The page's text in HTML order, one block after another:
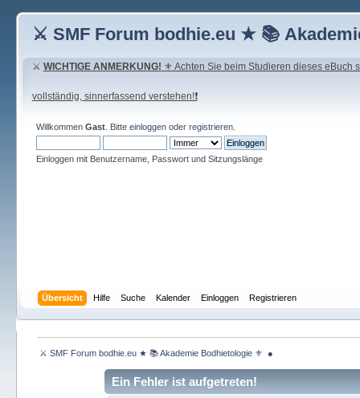
⚔ SMF Forum bodhie.eu ★ 📚
⚔ WICHTIGE ANMERKUNG! ⚜ Achten Sie beim Studieren dieses eBuch
vollständig, sinnerfassend verstehen!❗
Willkommen Gast. Bitte einloggenoder registrieren.
Einloggen mit Benutzername, Passwort und Sitzungslänge
Übersicht Hilfe Suche Kalender Einloggen Registrieren
⚔ SMF Forum bodhie.eu ★ 📚 Akademie Bodhietologie ⚜  ●
Ein Fehler ist aufgetreten!